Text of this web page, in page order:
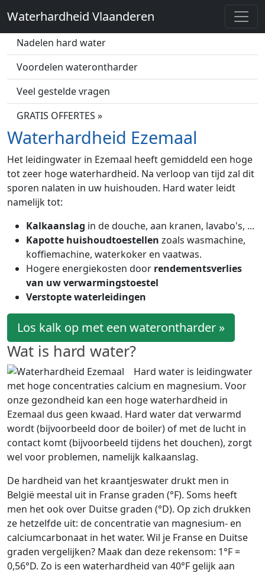
Waterhardheid Vlaanderen
Wat is hard water?
Nadelen hard water
Voordelen waterontharder
Veel gestelde vragen
GRATIS OFFERTES »
Waterhardheid Ezemaal
Het leidingwater in Ezemaal heeft gemiddeld een hoge
tot zeer hoge waterhardheid. Na verloop van tijd zal dit
sporen nalaten in uw huishouden. Hard water leidt
namelijk tot:
Kalkaanslag in de douche, aan kranen, lavabo's, ...
Kapotte huishoudtoestellen zoals wasmachine,
koffiemachine, waterkoker en vaatwas.
Hogere energiekosten door rendementsverlies
van uw verwarmingstoestel
Verstopte waterleidingen
Los kalk op met een waterontharder »
Wat is hard water?
Hard water is leidingwater
met hoge concentraties calcium en magnesium. Voor
onze gezondheid kan een hoge waterhardheid in
Ezemaal dus geen kwaad. Hard water dat verwarmd
wordt (bijvoorbeeld door de boiler) of met de lucht in
contact komt (bijvoorbeeld tijdens het douchen), zorgt
wel voor problemen, namelijk kalkaanslag.
De hardheid van het kraantjeswater drukt men in
België meestal uit in Franse graden (°F). Soms heeft
men het ook over Duitse graden (°D). Op zich drukken
ze hetzelfde uit: de concentratie van magnesium- en
calciumcarbonaat in het water. Wil je Franse en Duitse
graden vergelijken? Maak dan deze rekensom: 1°F =
0,56°D. Zo is een waterhardheid van 40°F gelijk aan